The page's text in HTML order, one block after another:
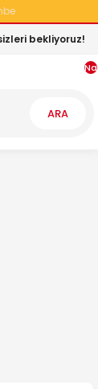
bekliyoruz!
ARA